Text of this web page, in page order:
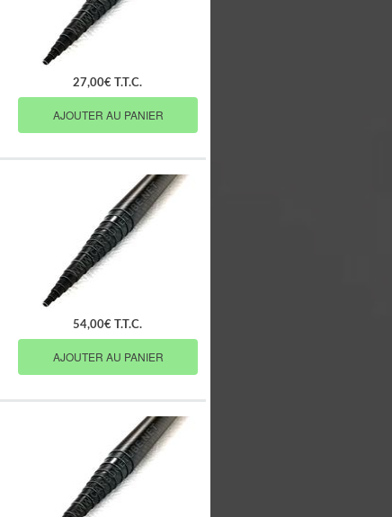
27,00€ T.T.C.
AJOUTER AU PANIER
54,00€ T.T.C.
AJOUTER AU PANIER